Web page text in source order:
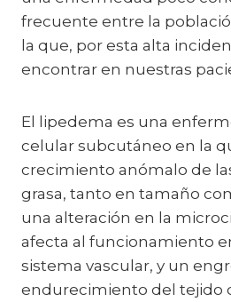
frecuente entre la
la que, por esta alta
encontrar en nuestras
El lipedema es una
celular subcutáneo en la
crecimiento anómalo de
grasa, tanto en tamaño
una alteración en la
afecta al funcionamiento
sistema vascular, y un
endurecimiento del tejido